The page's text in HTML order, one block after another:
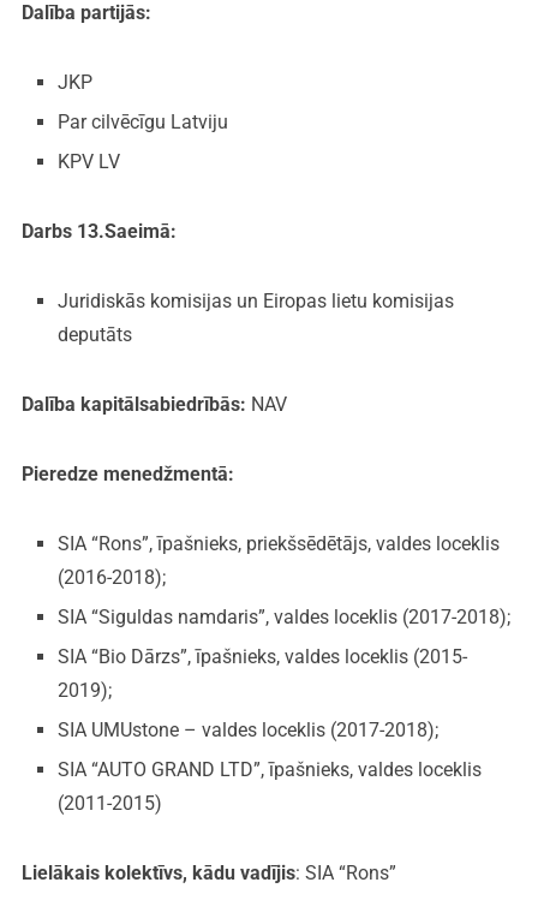
Dalība partijās:
JKP
Par cilvēcīgu Latviju
KPV LV
Darbs 13.Saeimā:
Juridiskās komisijas un Eiropas lietu komisijas
deputāts
Dalība kapitālsabiedrībās: NAV
Pieredze menedžmentā:
SIA “Rons”, īpašnieks, priekšsēdētājs, valdes loceklis
(2016-2018);
SIA “Siguldas namdaris”, valdes loceklis (2017-2018);
SIA “Bio Dārzs”, īpašnieks, valdes loceklis (2015-
2019);
SIA UMUstone – valdes loceklis (2017-2018);
SIA “AUTO GRAND LTD”, īpašnieks, valdes loceklis
(2011-2015)
Lielākais kolektīvs, kādu vadījis: SIA “Rons”